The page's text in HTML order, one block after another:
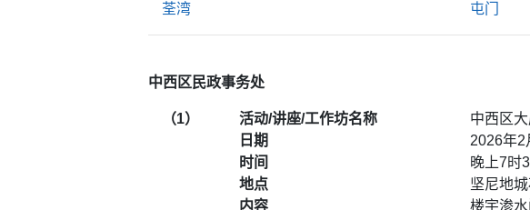
荃湾
屯门
中西区民政事务处
（1） 活动/讲座/工作坊名称
中西区
日期
2026年2
时间
晚上7时
地点
坚尼地
内容
楼宇渗